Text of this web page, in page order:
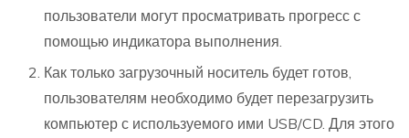
пользователи могут просматривать прогресс с
помощью индикатора выполнения.
Как только загрузочный носитель будет готов,
пользователям необходимо будет перезагрузить
компьютер с используемого ими USB/CD. Для этого